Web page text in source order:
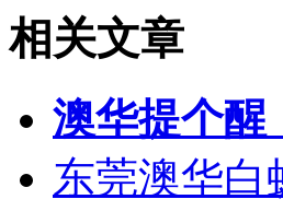
相关文章
澳华提个醒
东莞澳华白